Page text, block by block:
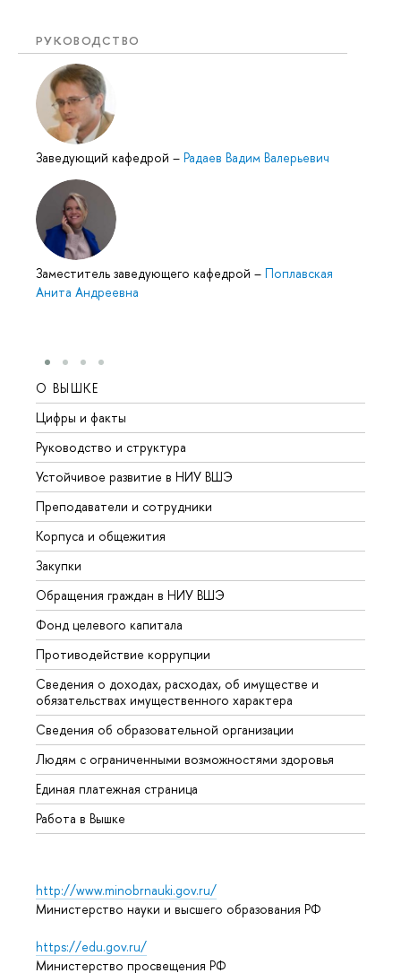
РУКОВОДСТВО
Заведующий кафедрой – Радаев Вадим Валерьевич
Заместитель заведующего кафедрой – Поплавская
Анита Андреевна
О ВЫШКЕ
Цифры и факты
Руководство и структура
Устойчивое развитие в НИУ ВШЭ
Преподаватели и сотрудники
Корпуса и общежития
Закупки
Обращения граждан в НИУ ВШЭ
Фонд целевого капитала
Противодействие коррупции
Сведения о доходах, расходах, об имуществе и
обязательствах имущественного характера
Сведения об образовательной организации
Людям с ограниченными возможностями здоровья
Единая платежная страница
Работа в Вышке
http://www.minobrnauki.gov.ru/
Министерство науки и высшего образования РФ
https://edu.gov.ru/
Министерство просвещения РФ